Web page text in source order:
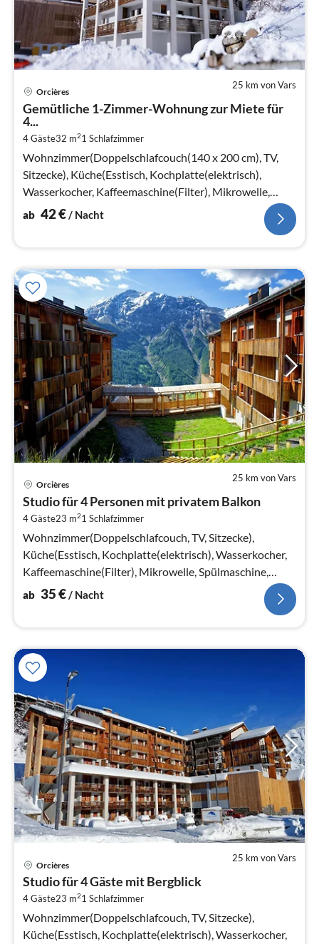
25 km von Vars
Orcières
Gemütliche 1-Zimmer-Wohnung zur Miete für
4...
4 Gäste32 m21 Schlafzimmer
Wohnzimmer(Doppelschlafcouch(140 x 200 cm), TV,
Sitzecke), Küche(Esstisch, Kochplatte(elektrisch),
Wasserkocher, Kaffeemaschine(Filter), Mikrowelle,
Spülmaschine, Kühlschrank)
ab 42€ / Nacht
25 km von Vars
Orcières
Studio für 4 Personen mit privatem Balkon
4 Gäste23 m21 Schlafzimmer
Wohnzimmer(Doppelschlafcouch, TV, Sitzecke),
Küche(Esstisch, Kochplatte(elektrisch), Wasserkocher,
Kaffeemaschine(Filter), Mikrowelle, Spülmaschine,
Kühlschrank)
ab 35€/ Nacht
25 km von Vars
Orcières
Studio für 4 Gäste mit Bergblick
4 Gäste23 m21 Schlafzimmer
Wohnzimmer(Doppelschlafcouch, TV, Sitzecke),
Küche(Esstisch, Kochplatte(elektrisch), Wasserkocher,